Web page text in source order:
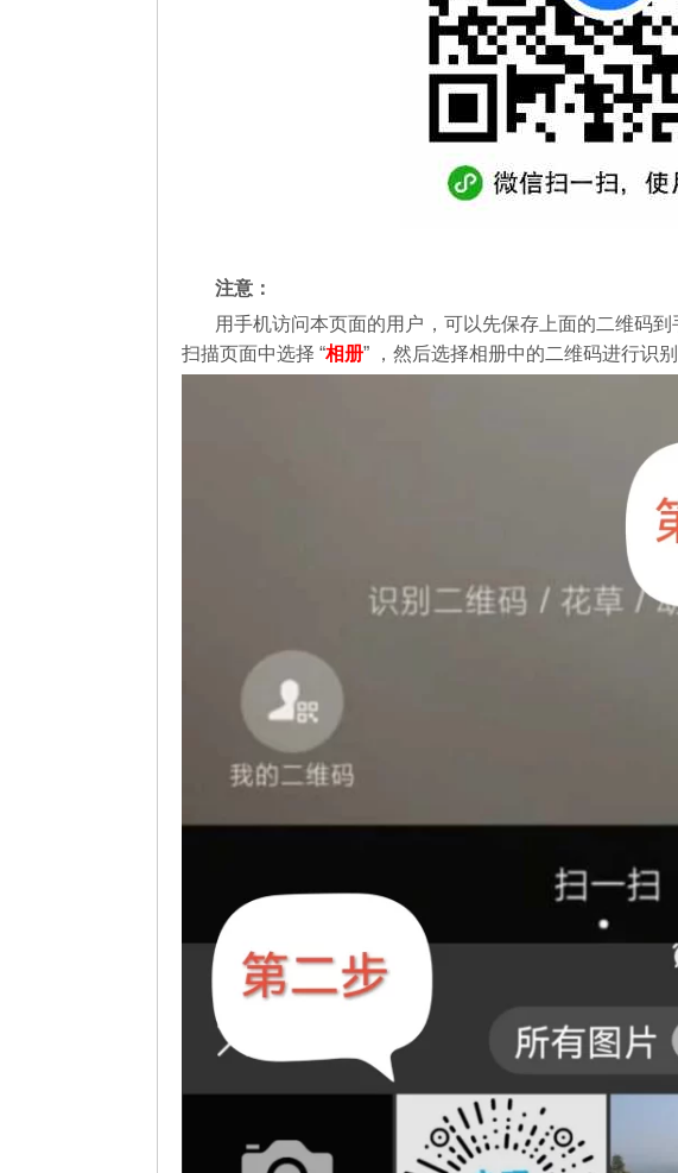
注意：
用手机访问本页面的用户，可以先保存上面的二维码
扫描页面中选择 “相册” ，然后选择相册中的二维码进行识